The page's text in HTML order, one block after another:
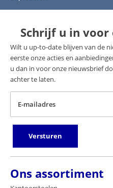
Schrijf u in
Wilt u up-to-date blijven van de
eerste onze acties en
u dan in voor onze nieuwsbrief
achter te laten.
E-mailadres
Versturen
Ons assortiment